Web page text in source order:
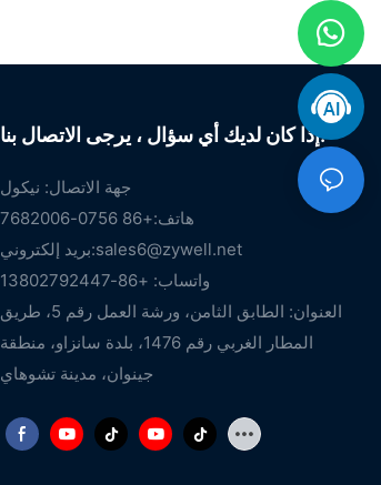
إذا كان لديك أي سؤال ، يرجى الاتصال بنا.
جهة الاتصال: نيكول
هاتف:+86 0756-7682006
بريد إلكتروني:sales6@zywell.net
واتساب: +86-13802792447
العنوان: الطابق الثامن، ورشة العمل رقم 5، طريق
المطار الغربي رقم 1476، بلدة سانزاو، منطقة
جينوان، مدينة تشوهاي